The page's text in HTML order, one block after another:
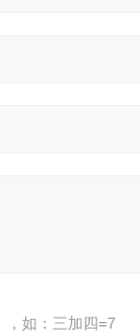
，如：三加四=7